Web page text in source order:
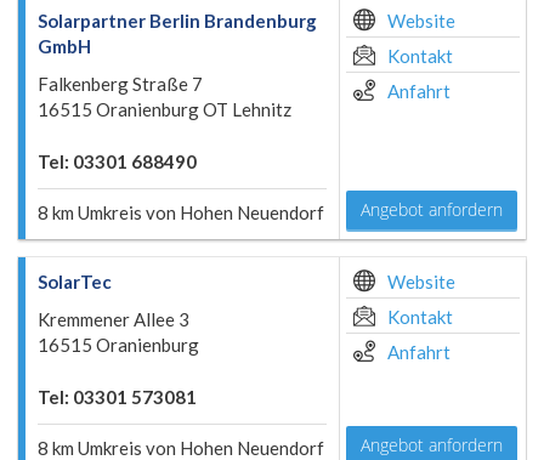
Solarpartner Berlin Brandenburg
GmbH
Falkenberg Straße 7
16515 Oranienburg OT Lehnitz
Tel: 03301 688490
8 km Umkreis von Hohen Neuendorf
Website
Kontakt
Anfahrt
Angebot anfordern
SolarTec
Kremmener Allee 3
16515 Oranienburg
Tel: 03301 573081
8 km Umkreis von Hohen Neuendorf
Website
Kontakt
Anfahrt
Angebot anfordern